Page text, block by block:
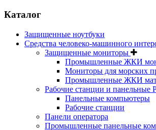
Каталог
Защищенные ноутбуки
Средства человеко-машинного
Защищенные мониторы
Промышленные ЖКИ
Мониторы для морских
Промышленные ЖКИ
Рабочие станции и панельные
Панельные компьютеры
Рабочие станции
Панели оператора
Промышленные панельные